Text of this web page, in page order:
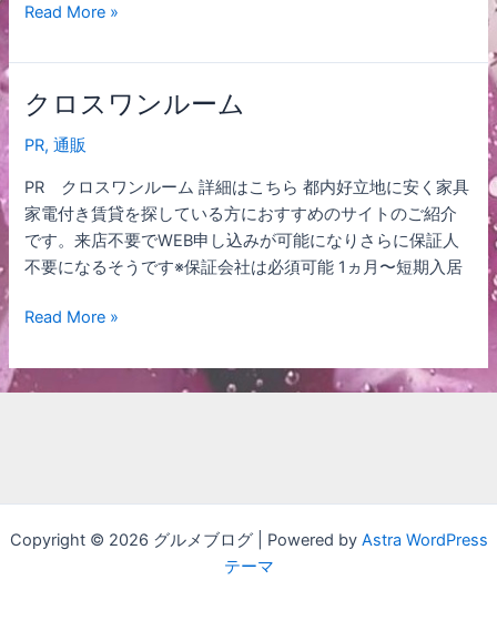
Read More »
クロスワンルーム
PR,通販
PR クロスワンルーム 詳細はこちら 都内好立地に安く家具
家電付き賃貸を探している方におすすめのサイトのご紹介
です。来店不要でWEB申し込みが可能になりさらに保証人
不要になるそうです※保証会社は必須可能 1ヵ月〜短期入居
ク
ス
ワ
ン
ル
ー
Read More »
Copyright © 2026 グルメブログ | Powered by Astra WordPress
テーマ